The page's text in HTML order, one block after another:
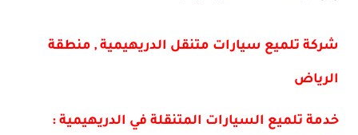
شركة تلميع سيارات متنقل الدريهيمية , منطقة
الرياض
خدمة تلميع السيارات المتنقلة في الدريهيمية :